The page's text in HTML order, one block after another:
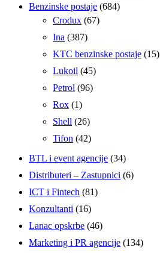
Benzinske postaje (684)
Crodux (67)
Ina (387)
KTC benzinske postaje (15)
Lukoil (45)
Petrol (96)
Rox (1)
Shell (26)
Tifon (42)
BTL i event agencije (34)
Distributeri – Zastupnici (6)
ICT i Fintech (81)
Konzultanti (16)
Lanac opskrbe (46)
Marketing i PR agencije (134)